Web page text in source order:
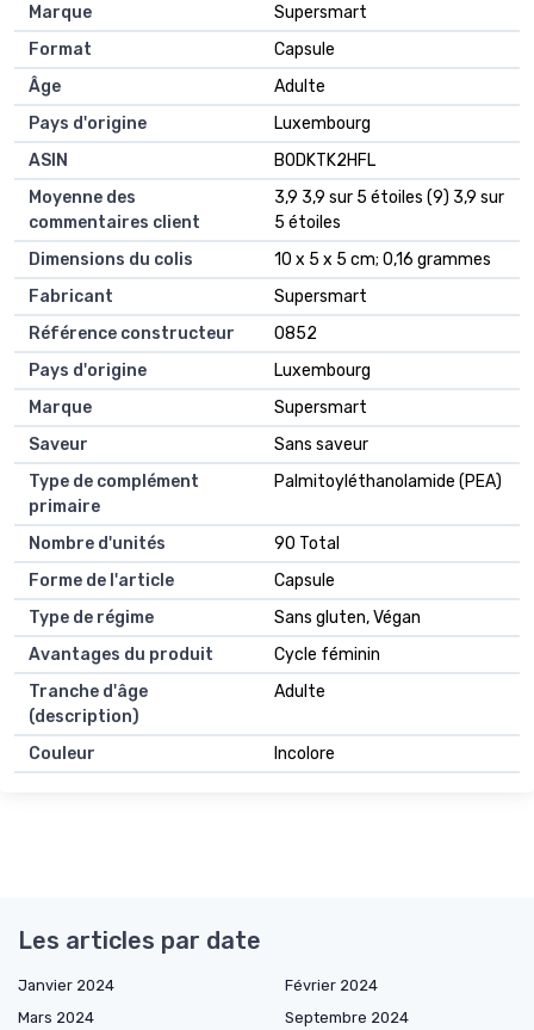
Marque
‎Supersmart
Format
‎Capsule
Âge
‎Adulte
Pays d'origine
‎Luxembourg
ASIN
B0DKTK2HFL
Moyenne des
commentaires client
3,9 3,9 sur 5 étoiles (9) 3,9 sur
5 étoiles
Dimensions du colis
10 x 5 x 5 cm; 0,16 grammes
Fabricant
Supersmart
Référence constructeur
0852
Pays d'origine
Luxembourg
Marque
Supersmart
Saveur
Sans saveur
Type de complément
primaire
Palmitoyléthanolamide (PEA)
Nombre d'unités
90 Total
Forme de l'article
Capsule
Type de régime
Sans gluten, Végan
Avantages du produit
Cycle féminin
Tranche d'âge
(description)
Adulte
Couleur Incolore
Les articles par date
Janvier 2024
Février 2024
Mars 2024
Septembre 2024